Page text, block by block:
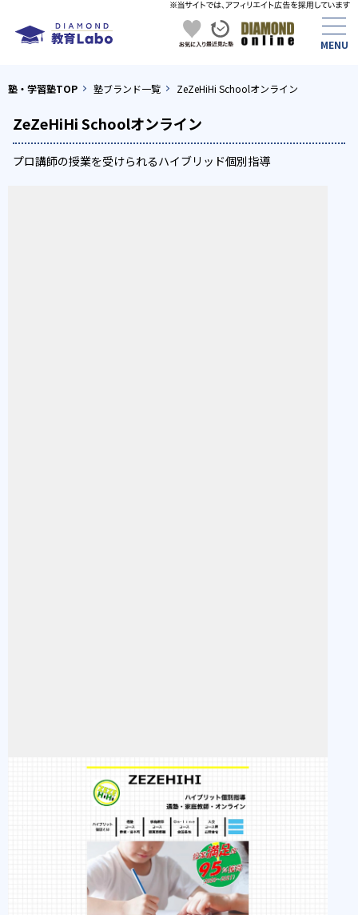
塾・学習塾TOP 塾ブランド一覧 ZeZeHiHi Schoolオンライン
ZeZeHiHi Schoolオンライン
プロ講師の授業を受けられるハイブリッド個別指導